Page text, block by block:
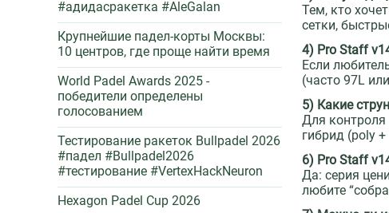
#адидасракетка #AleGalan
Крупнейшие падел-корты Москвы:
10 центров, где проще найти время
World Padel Awards 2025 -
победители определены
голосованием
Тестирование ракеток Bullpadel 2026
#падел #Bullpadel2026
#тестирование #VertexHackNeuron
Hexagon Padel Cup 2026
Тем, кто
сетки,
4) Pro Staff
Если
(часто 97L
5) Какие
Для
гибрид (poly
6) Pro Staff
Да: серия
любите